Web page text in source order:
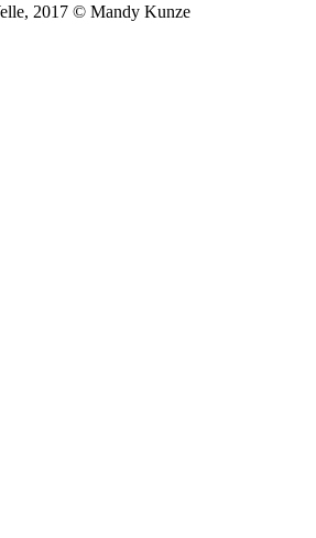
2017 © Mandy Kunze